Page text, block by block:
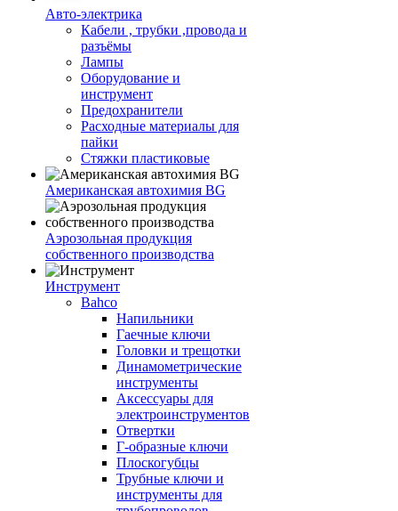
Авто-электрика
Кабели , трубки ,провода и
разъёмы
Лампы
Оборудование и
инструмент
Предохранители
Расходные материалы для
пайки
Стяжки пластиковые
Американская автохимия BG
Аэрозольная продукция
собственного производства
Инструмент
Bahco
Напильники
Гаечные ключи
Головки и трещотки
Динамометрические
инструменты
Аксессуары для
электроинструментов
Отвертки
Г-образные ключи
Плоскогубцы
Трубные ключи и
инструменты для